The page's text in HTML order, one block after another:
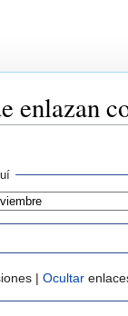
enlazan
| Ocultar